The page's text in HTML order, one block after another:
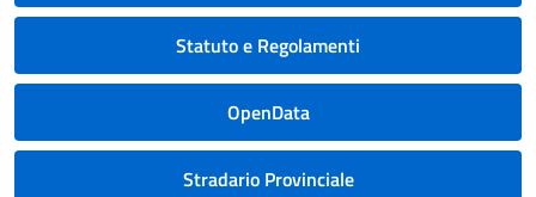
Statuto e Regolamenti
OpenData
Stradario Provinciale